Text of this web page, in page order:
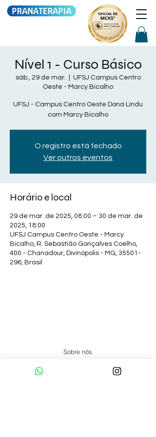
Nível 1 - Curso Básico
sáb., 29 de mar.
UFSJ Campus Centro
Oeste - Marcy Bicalho
UFSJ - Campus Centro Oeste Dona Lindu
com Marcy Bicalho
O registro está fechado
Ver outros eventos
Horário e local
29 de mar. de 2025, 08:00 – 30 de mar. de
2025, 18:00
UFSJ Campus Centro Oeste - Marcy
Bicalho, R. Sebastião Gonçalves Coelho,
400 - Chanadour, Divinópolis - MG, 35501-
296, Brasil
Sobre nós
Pranaterapeutas Certificados